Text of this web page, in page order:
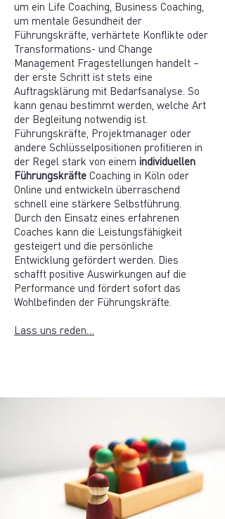
um ein Life Coaching, Business Coaching,
um mentale Gesundheit der
Führungskräfte, verhärtete Konflikte oder
Transformations- und Change
Management Fragestellungen handelt –
der erste Schritt ist stets eine
Auftragsklärung mit Bedarfsanalyse. So
kann genau bestimmt werden, welche Art
der Begleitung notwendig ist.
Führungskräfte, Projektmanager oder
andere Schlüsselpositionen profitieren in
der Regel stark von einem individuellen
Führungskräfte Coaching in Köln oder
Online und entwickeln überraschend
schnell eine stärkere Selbstführung.
Durch den Einsatz eines erfahrenen
Coaches kann die Leistungsfähigkeit
gesteigert und die persönliche
Entwicklung gefördert werden. Dies
schafft positive Auswirkungen auf die
Performance und fördert sofort das
Wohlbefinden der Führungskräfte.
Lass uns reden…